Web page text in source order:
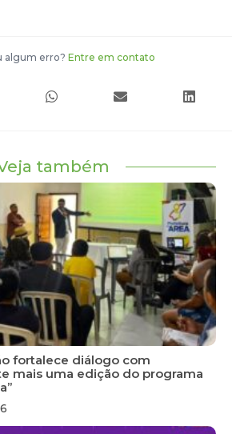
algum erro? Entre em contato
também
fortalece diálogo com
mais uma edição do programa